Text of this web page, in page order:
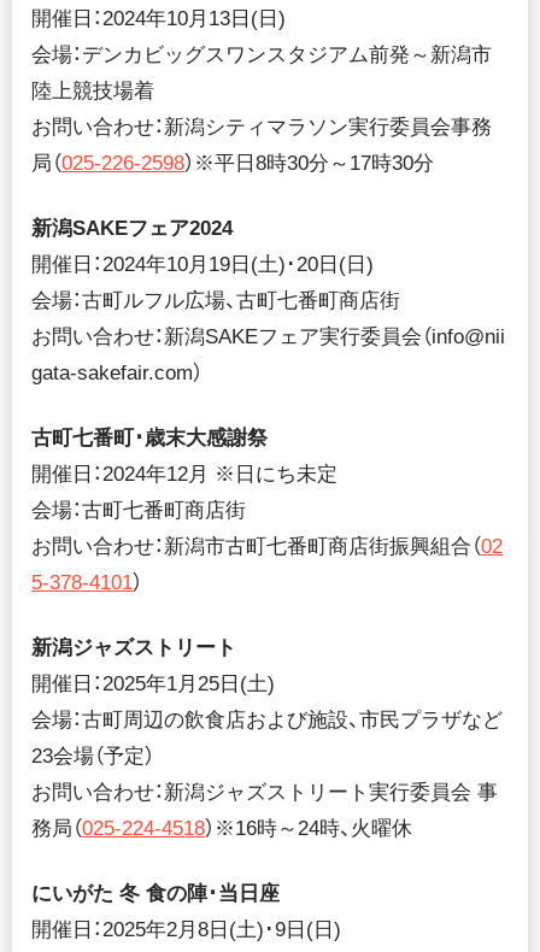
開催日：2024年10月13日(日)
会場：デンカビッグスワンスタジアム前発～新潟市
陸上競技場着
お問い合わせ：新潟シティマラソン実行委員会事務
局（025-226-2598）※平日8時30分～17時30分
新潟SAKEフェア2024
開催日：2024年10月19日(土)･20日(日)
会場：古町ルフル広場、古町七番町商店街
お問い合わせ：新潟SAKEフェア実行委員会（info@nii
gata-sakefair.com）
古町七番町･歳末大感謝祭
開催日：2024年12月 ※日にち未定
会場：古町七番町商店街
お問い合わせ：新潟市古町七番町商店街振興組合（02
5-378-4101）
新潟ジャズストリート
開催日：2025年1月25日(土)
会場：古町周辺の飲食店および施設、市民プラザなど
23会場（予定）
お問い合わせ：新潟ジャズストリート実行委員会 事
務局（025-224-4518）※16時～24時、火曜休
にいがた 冬 食の陣･当日座
開催日：2025年2月8日(土)･9日(日)